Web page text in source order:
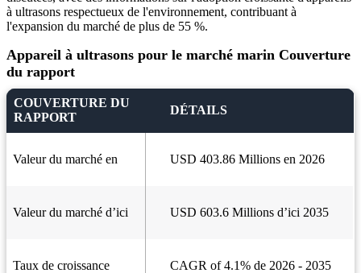
à ultrasons respectueux de l'environnement, contribuant à
l'expansion du marché de plus de 55 %.
Appareil à ultrasons pour le marché marin Couverture
du rapport
COUVERTURE DU
RAPPORT
DÉTAILS
Valeur du marché en USD 403.86 Millions en 2026
Valeur du marché d’ici USD 603.6 Millions d’ici 2035
Taux de croissance CAGR of 4.1% de 2026 - 2035